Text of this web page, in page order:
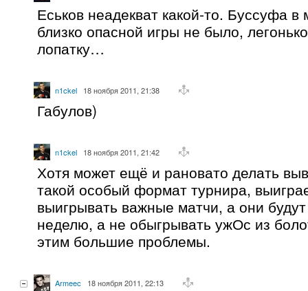
Еськов неадекват какой-то. Буссуфа
близко опасной игры не было,
лопатку…
n1ckel 18 ноября 2011, 21:38
Габулов)
n1ckel 18 ноября 2011, 21:42
Хотя может ещё и рановато делать
такой особый формат турнира,
выигрывать важные матчи, а они
неделю, а не обыгрывать ужОс из
этим большие проблемы.
Armeec 18 ноября 2011, 22:13